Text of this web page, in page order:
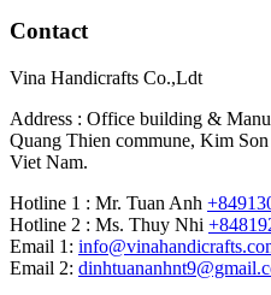
Contact
Vina Handicrafts Co.,Ldt
Address : Office building &
Quang Thien commune, Kim
Viet Nam.
Hotline 1 : Mr. Tuan Anh
Hotline 2 : Ms. Thuy Nhi
Email 1:
Email 2: